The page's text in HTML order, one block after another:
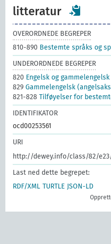
litteratur
OVERORDNEDE BEGREPER
810-890 Bestemte språks og
UNDERORDNEDE BEGREPER
820 Engelsk og
829Gammelengelsk
821-828Tilføyelser for
IDENTIFIKATOR
ocd00253561
URI
http://dewey.info/class/82/
Last ned dette begrepet:
RDF/XML TURTLE JSON-LD